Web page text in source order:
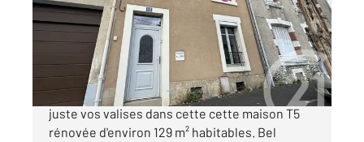
Maison à vendre
179 760 €
CHATEAUROUX, secteur hippodrome, posez
juste vos valises dans cette cette maison T5
rénovée d'environ 129 m² habitables. Bel